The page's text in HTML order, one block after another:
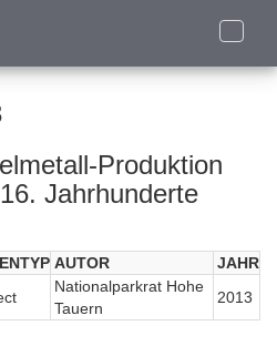
Toggle
Produktion
Jahrhunderte
AUTOR
JAHR
Nationalparkrat Hohe
Tauern
2013